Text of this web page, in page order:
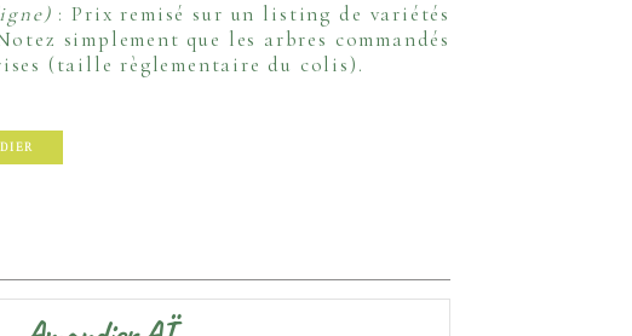
: Prix remisé sur un listing de variétés
simplement que les arbres commandés
(taille règlementaire du colis).